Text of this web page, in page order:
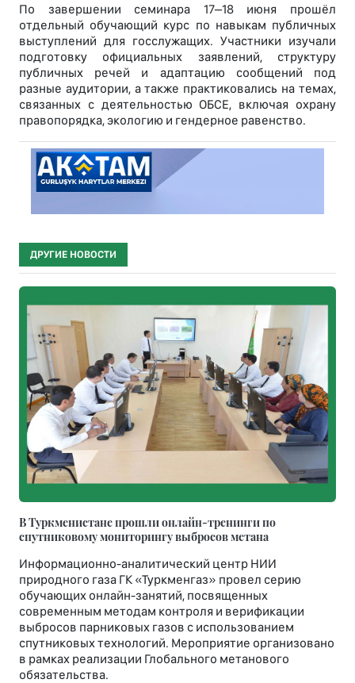
По завершении семинара 17–18 июня прошёл
отдельный обучающий курс по навыкам публичных
выступлений для госслужащих. Участники изучали
подготовку официальных заявлений, структуру
публичных речей и адаптацию сообщений под
разные аудитории, а также практиковались на темах,
связанных с деятельностью ОБСЕ, включая охрану
правопорядка, экологию и гендерное равенство.
ДРУГИЕ НОВОСТИ
В Туркменистане прошли онлайн-тренинги по
спутниковому мониторингу выбросов метана
Информационно-аналитический центр НИИ
природного газа ГК «Туркменгаз» провел серию
обучающих онлайн-занятий, посвященных
современным методам контроля и верификации
выбросов парниковых газов с использованием
спутниковых технологий. Мероприятие организовано
в рамках реализации Глобального метанового
обязательства.